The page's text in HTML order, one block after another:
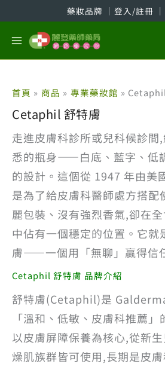
至
藥妝品牌 │ 登入/註冊 │
首頁 商品 專業藥妝館
Cetaphil 舒特膚
走進皮膚科診所或兒科候診間
悉的瓶身——白底、藍字、低
的設計。這個從 1947 年由美
是為了給皮膚科醫師處方搭配
麗包裝、沒有強烈香氣,卻在
中佔有一個穩定的位置。它
膚——一個用「無聊」贏得信
Cetaphil 舒特膚 品牌介紹
舒特膚(Cetaphil)是
「溫和、低敏、皮膚科推薦
以皮膚屏障保養為核心,從新
燥肌族群皆可使用,長期是皮